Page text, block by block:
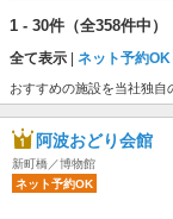
1 - 30件 （全358件中）
全て表示 ネット予約OK
おすすめの施設を当社独自
阿波おどり会館
新町橋／博物館
ネット予約OK